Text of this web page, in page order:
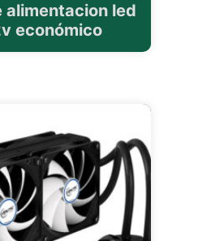
alimentacion led
económico